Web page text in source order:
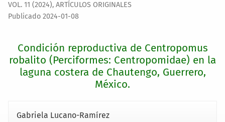
VOL. 11 (2024), ARTÍCULOS ORIGINALES
Condición reproductiva de Centropomus
robalito (Perciformes: Centropomidae) en la
laguna costera de Chautengo, Guerrero,
México.
Publicado 2024-01-08
Gabriela Lucano-Ramírez